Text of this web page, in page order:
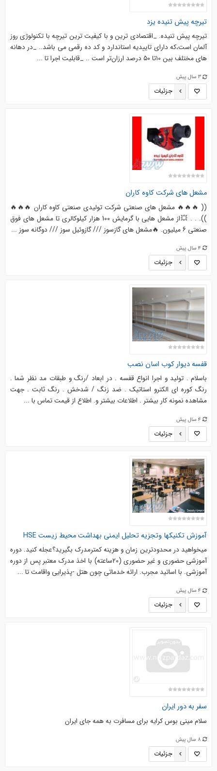
تیرچه پیش تنیده یزد
تیرچه پیش تنیده. _اقتصادی ترین و با کیفیت ترین تیرچه با تکنولوژی روز
آلمان است،که دارای تاییدیه استاندارد و کد ده رقمی می باشد.. _در دهانه
های مختلف بین ۱۰تا ۵۰ درصد ارزان‌تر است .. _قابلیت اجرا تا ...
3 سال پیش
جزئیات
مشعل های شرکت کاوه کاران
(( 🔥🔥🔥 مشعل های صنعتی شرکت تولیدی صنعتی کاوه کاران 🔥🔥🔥
)). . . 💥از مشعل هایی با گرمایش 100 هزار کیلوکالری تا مشعل های فوق
صنعتی 6 میلیون. 🔥مشعل های گازسوز /// گازوئیل سوز /// دوگانه سوز ...
4 سال پیش
جزئیات
قفسه دیوار کوب اسان نصب
باسلام . تولید و اجرا انواع قفسه . در ابعاد /رنگ و طبقات مد نظر شما .
رنگ کوره ای الکترو استاتیک . ضد زنگ / شدخش . رنگ ثابت . جهت
مشاهده نمونه کار بیشتر . اطلاعات بیشتر و. اطلاع از قیمت تماس با ...
4 سال پیش
جزئیات
آموزش تکنیکها وتجزیه تحلیل ایمنی بهداشت محیط زیست HSE
میخواهید در محدودترین زمان و هزینه کمترمدرک بگیرید؟عجله کنید. دوره
آموزشی حضوری و غیر حضوری (20ساعته) با اخذ مدرک معتبر پس از دوره
آموزشی. با اساتید مجرب. ارائه خدماتی چون هتل -پذیرایی واقامت تا ...
4 سال پیش
جزئیات
سفر به دور ایران
سلام مینی بوس کرایه برای مسافرت به همه جای ایران
8 سال پیش
جزئیات